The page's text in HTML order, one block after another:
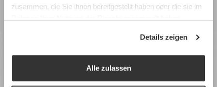
zusammen, die Sie ihnen bereitgestellt haben oder die sie im
Details zeigen
Alle zulassen
Gitterrollcontainer
Fachtagung Labor Schulraum
Mittwoch, 9. September 2026
Programm & Anmeldung
Earlybird-Preis bis 15. Juli 2026